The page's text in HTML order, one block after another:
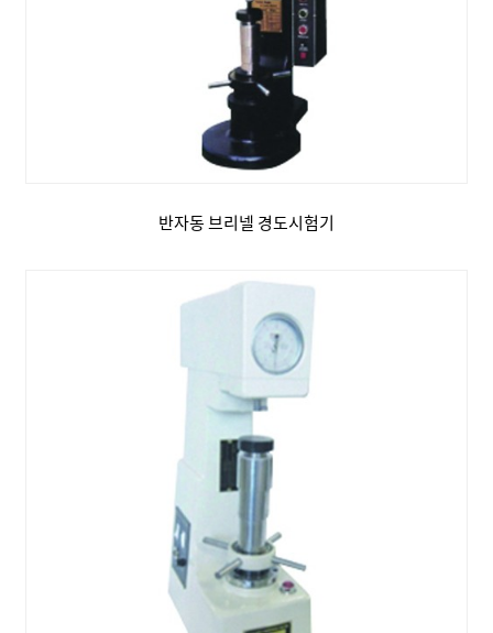
반자동 브리넬 경도시험기